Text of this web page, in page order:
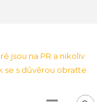
jsou na PR a nikoliv
se s důvěrou obraťte